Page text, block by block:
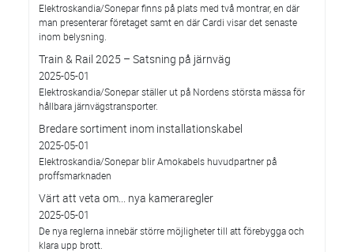
Elektroskandia/Sonepar finns på plats med två montrar, en där
man presenterar företaget samt en där Cardi visar det senaste
inom belysning.
Train & Rail 2025 – Satsning på järnväg
2025-05-01
Elektroskandia/Sonepar ställer ut på Nordens största mässa för
hållbara järnvägstransporter.
Bredare sortiment inom installationskabel
2025-05-01
Elektroskandia/Sonepar blir Amokabels huvudpartner på
proffsmarknaden
Värt att veta om... nya kameraregler
2025-05-01
De nya reglerna innebär större möjligheter till att förebygga och
klara upp brott.